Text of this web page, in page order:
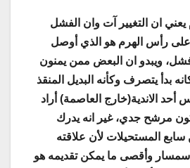
يعني ان التغيير آت وان الفشل
على رأس الهرم هو الذي أوصل
ويبدو ان البعض ممن يمنون
بدأ يتصرف وكأنه البديل المنقذ
أحد الاندية(خارج العاصمة) أراد
مرشح جدي، غير انه يدرك
سابع المستحيلات لأن علاقته
سمسار وأقصى ما يمكن تقديمه هو